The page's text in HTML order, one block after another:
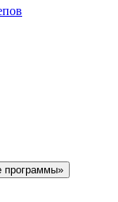
программы»